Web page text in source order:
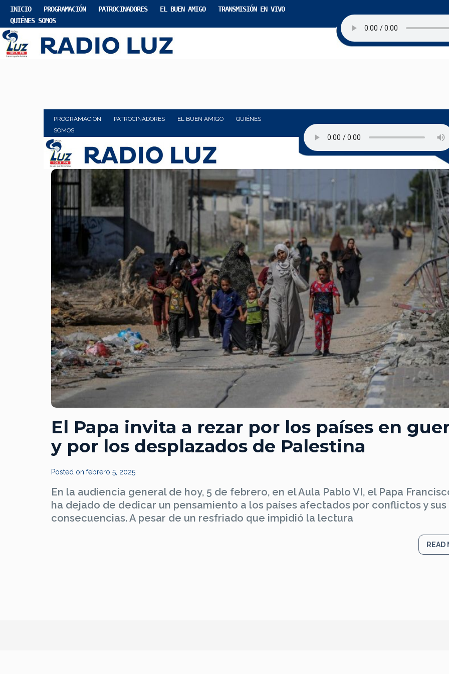
INICIO PROGRAMACIÓN PATROCINADORES EL BUEN AMIGO
TRANSMISIÓN EN VIVO
QUIÉNES SOMOS
PROGRAMACIÓN PATROCINADORES EL BUEN AMIGO
QUIÉNES
SOMOS
El Papa invita a rezar por los países en
y por los desplazados de Palestina
Posted on febrero 5, 2025
En la audiencia general de hoy, 5 de febrero, en el Aula Pablo VI, el Papa
ha dejado de dedicar un pensamiento a los países afectados por conflictos y sus
consecuencias. A pesar de un resfriado que impidió la lectura
READ